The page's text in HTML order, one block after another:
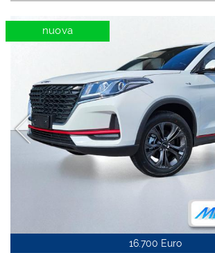
16.700 Euro
nuova